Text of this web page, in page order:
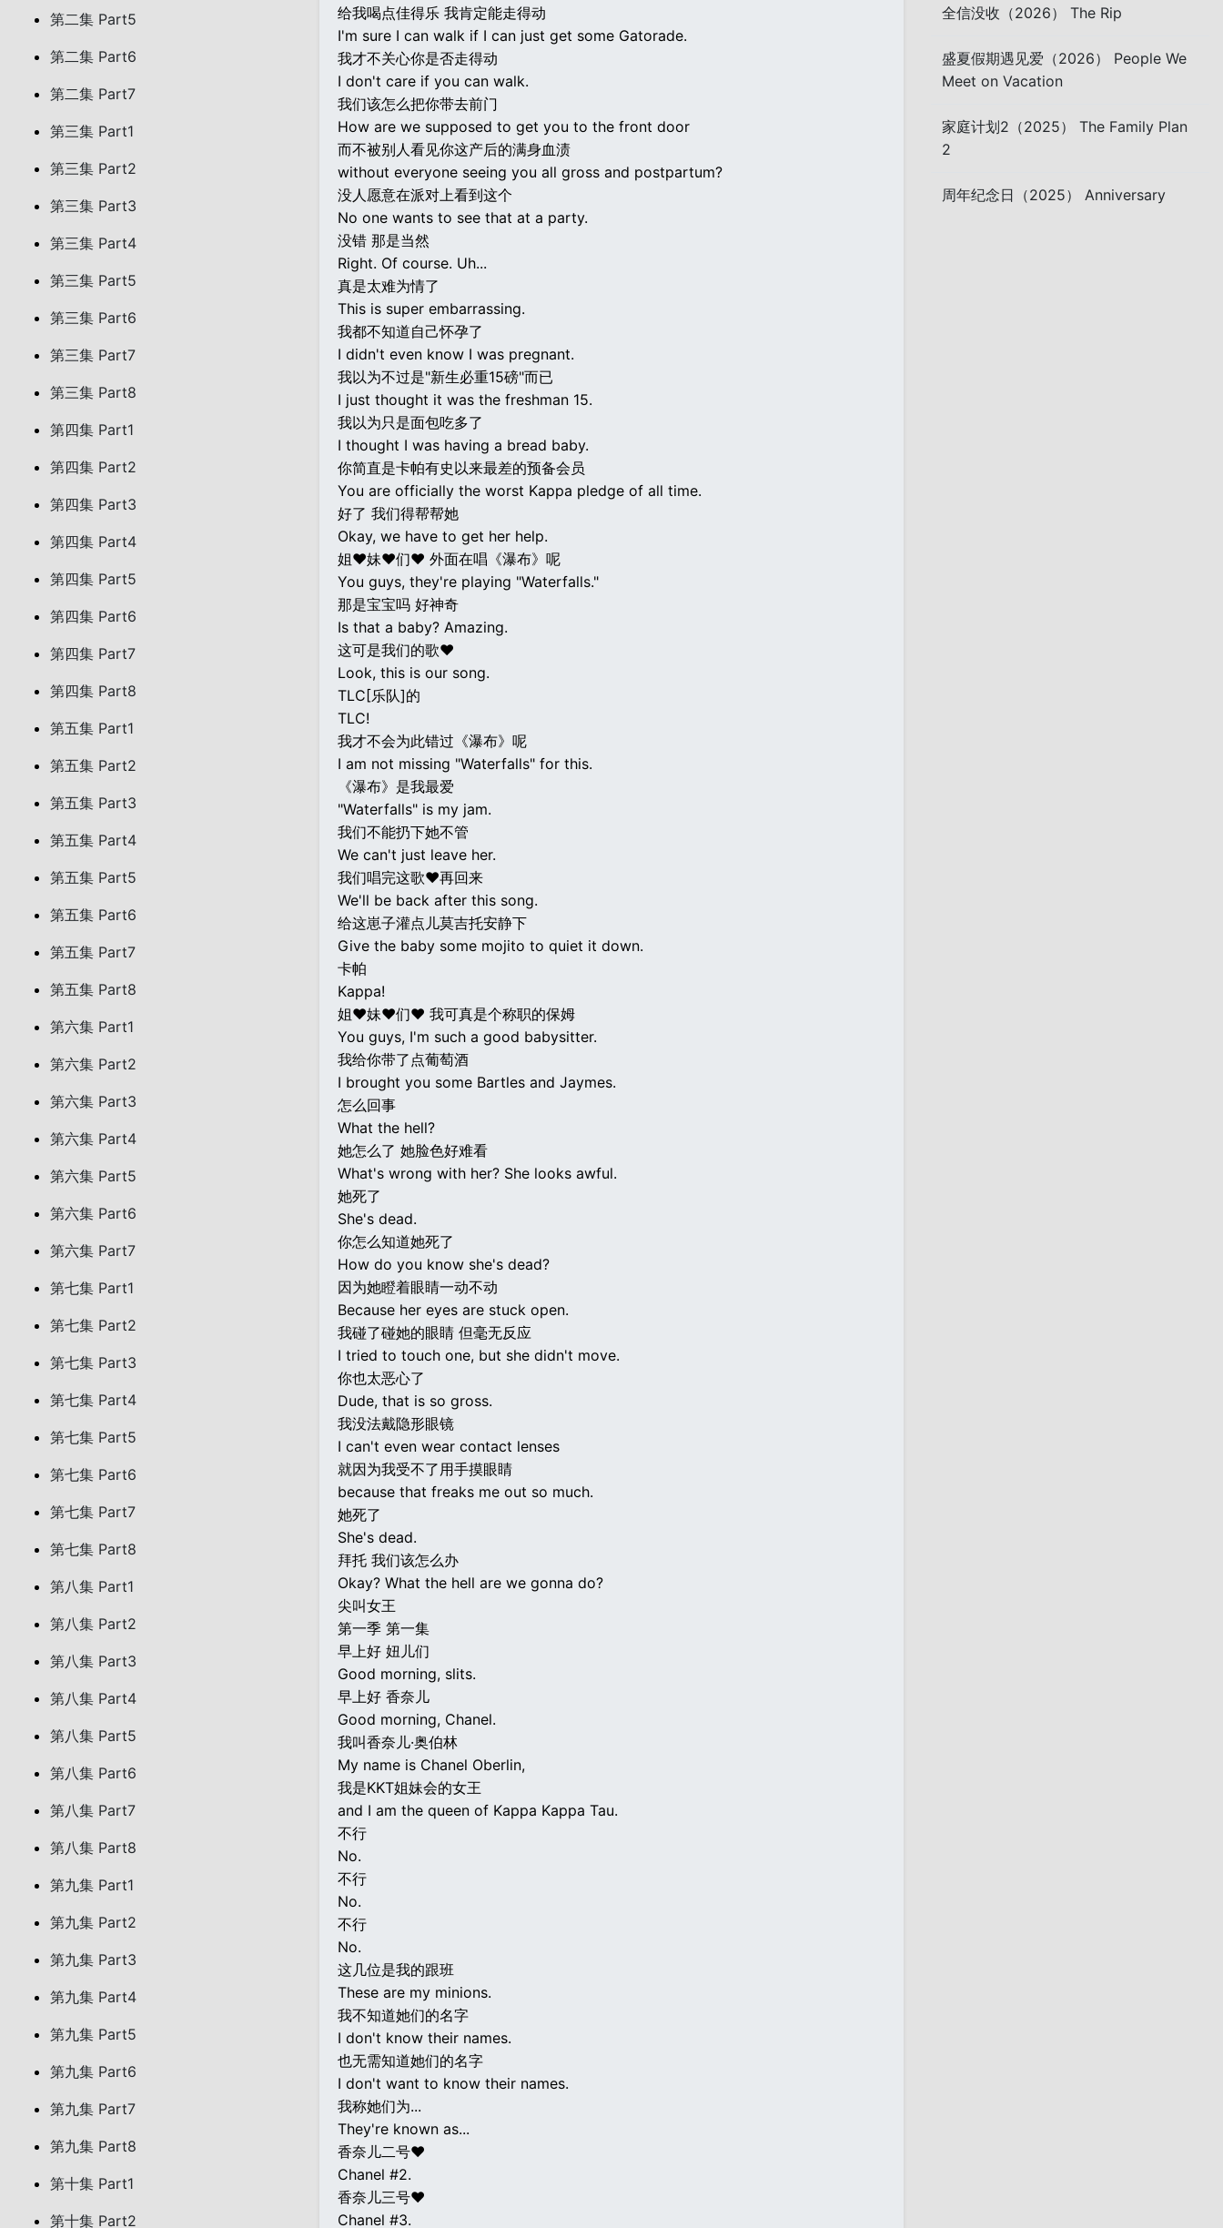
第二集 Part5
第二集 Part6
第二集 Part7
第三集 Part1
第三集 Part2
第三集 Part3
第三集 Part4
第三集 Part5
第三集 Part6
第三集 Part7
第三集 Part8
第四集 Part1
第四集 Part2
第四集 Part3
第四集 Part4
第四集 Part5
第四集 Part6
第四集 Part7
第四集 Part8
第五集 Part1
第五集 Part2
第五集 Part3
第五集 Part4
第五集 Part5
第五集 Part6
第五集 Part7
第五集 Part8
第六集 Part1
第六集 Part2
第六集 Part3
第六集 Part4
第六集 Part5
第六集 Part6
第六集 Part7
第七集 Part1
第七集 Part2
第七集 Part3
第七集 Part4
第七集 Part5
第七集 Part6
第七集 Part7
第七集 Part8
第八集 Part1
第八集 Part2
第八集 Part3
第八集 Part4
第八集 Part5
第八集 Part6
第八集 Part7
第八集 Part8
第九集 Part1
第九集 Part2
第九集 Part3
第九集 Part4
第九集 Part5
第九集 Part6
第九集 Part7
第九集 Part8
第十集 Part1
第十集 Part2
给我喝点佳得乐 我肯定能走得动
I'm sure I can walk if I can just get some Gatorade.
我才不关心你是否走得动
I don't care if you can walk.
我们该怎么把你带去前门
How are we supposed to get you to the front door
而不被别人看见你这产后的满身血渍
without everyone seeing you all gross and postpartum?
没人愿意在派对上看到这个
No one wants to see that at a party.
没错 那是当然
Right. Of course. Uh...
真是太难为情了
This is super embarrassing.
我都不知道自己怀孕了
I didn't even know I was pregnant.
我以为不过是"新生必重15磅"而已
I just thought it was the freshman 15.
我以为只是面包吃多了
I thought I was having a bread baby.
你简直是卡帕有史以来最差的预备会员
You are officially the worst Kappa pledge of all time.
好了 我们得帮帮她
Okay, we have to get her help.
姐♥妹♥们♥ 外面在唱《瀑布》呢
You guys, they're playing "Waterfalls."
那是宝宝吗 好神奇
Is that a baby? Amazing.
这可是我们的歌♥
Look, this is our song.
TLC[乐队]的
TLC!
我才不会为此错过《瀑布》呢
I am not missing "Waterfalls" for this.
《瀑布》是我最爱
"Waterfalls" is my jam.
我们不能扔下她不管
We can't just leave her.
我们唱完这歌♥再回来
We'll be back after this song.
给这崽子灌点儿莫吉托安静下
Give the baby some mojito to quiet it down.
卡帕
Kappa!
姐♥妹♥们♥ 我可真是个称职的保姆
You guys, I'm such a good babysitter.
我给你带了点葡萄酒
I brought you some Bartles and Jaymes.
怎么回事
What the hell?
她怎么了 她脸色好难看
What's wrong with her? She looks awful.
她死了
She's dead.
你怎么知道她死了
How do you know she's dead?
因为她瞪着眼睛一动不动
Because her eyes are stuck open.
我碰了碰她的眼睛 但毫无反应
I tried to touch one, but she didn't move.
你也太恶心了
Dude, that is so gross.
我没法戴隐形眼镜
I can't even wear contact lenses
就因为我受不了用手摸眼睛
because that freaks me out so much.
她死了
She's dead.
拜托 我们该怎么办
Okay? What the hell are we gonna do?
尖叫女王
第一季 第一集
早上好 妞儿们
Good morning, slits.
早上好 香奈儿
Good morning, Chanel.
我叫香奈儿·奥伯林
My name is Chanel Oberlin,
我是KKT姐妹会的女王
and I am the queen of Kappa Kappa Tau.
不行
No.
不行
No.
不行
No.
这几位是我的跟班
These are my minions.
我不知道她们的名字
I don't know their names.
也无需知道她们的名字
I don't want to know their names.
我称她们为...
They're known as...
香奈儿二号♥
Chanel #2.
香奈儿三号♥
Chanel #3.
全信没收（2026） The Rip
盛夏假期遇见爱（2026） People We
Meet on Vacation
家庭计划2（2025） The Family Plan
2
周年纪念日（2025） Anniversary